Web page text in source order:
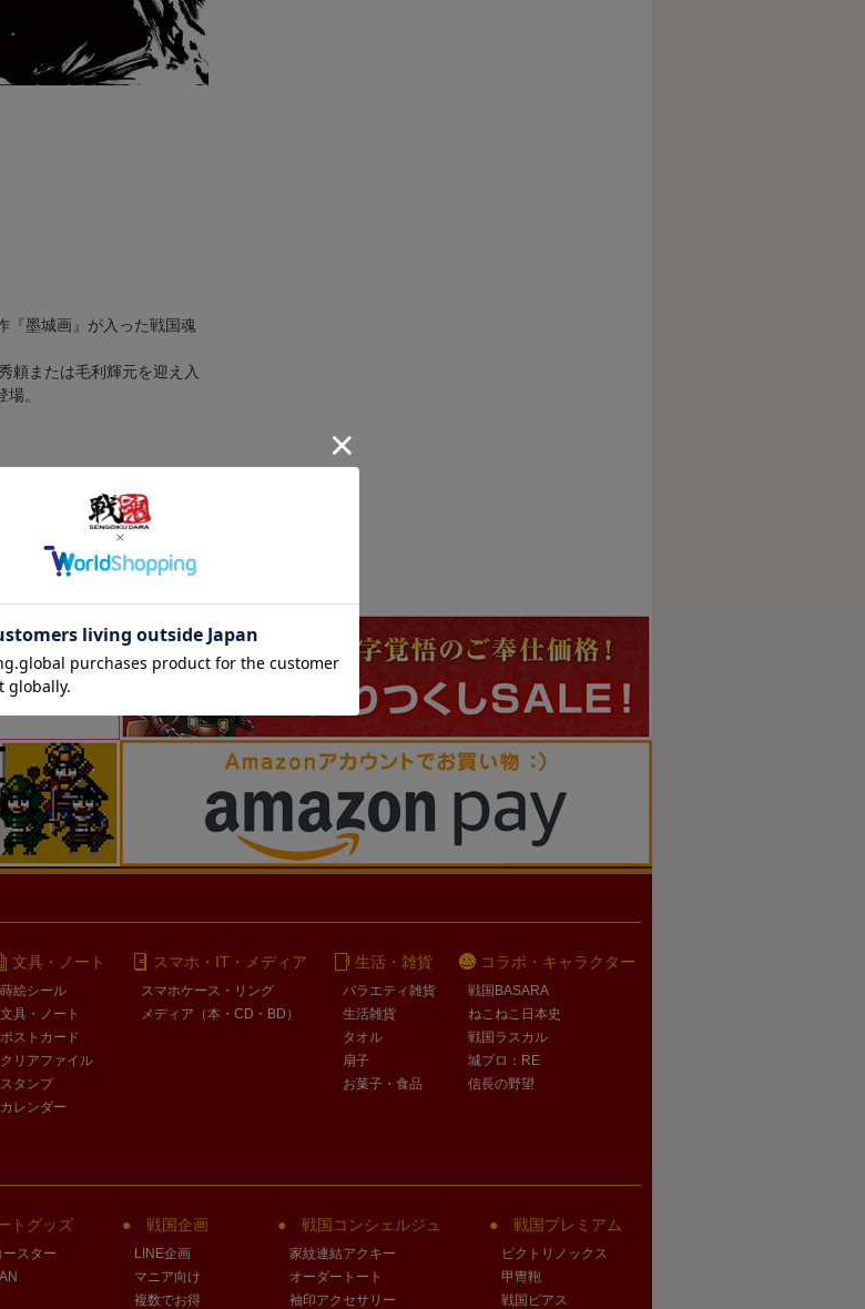
『墨城画』が入った戦国魂
頼または毛利輝元を迎え入
。
ズのフレームに入れてお楽
文具・ノート
蒔絵シール
文具・ノート
ポストカード
クリアファイル
スタンプ
カレンダー
スマホ・IT・メディア
スマホケース・リング
メディア（本・CD・BD）
生活・雑貨
バラエティ雑貨
生活雑貨
タオル
扇子
お菓子・食品
コラボ・キャラクター
戦国BASARA
ねこねこ日本史
戦国ラスカル
城プロ：RE
信長の野望
トグッズ
スター
戦国企画
LINE企画
マニア向け
複数でお得
戦国コンシェルジュ
家紋連結アクキー
オーダートート
袖印アクセサリー
戦国プレミアム
ビクトリノックス
甲冑鞄
戦国ピアス